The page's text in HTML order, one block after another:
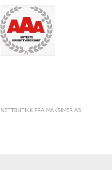
NETTBUTIKK FRA MAKSIMER AS